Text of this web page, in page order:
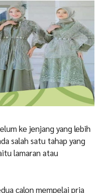
ke jenjang yang lebih
salah satu tahap yang
lamaran atau
calon mempelai pria